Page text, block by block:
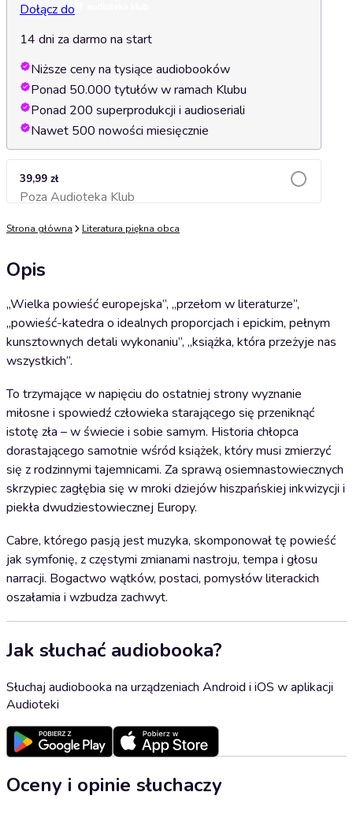
Dołącz do
14 dni za darmo na start
Niższe ceny na tysiące audiobooków
Ponad 50.000 tytułów w ramach Klubu
Ponad 200 superprodukcji i audioseriali
Nawet 500 nowości miesięcznie
39,99 zł
Poza Audioteka KlubDodaj do koszyka
Strona główna Literatura piękna obca
Opis
„Wielka powieść europejska”, „przełom w literaturze”,
„powieść-katedra o idealnych proporcjach i epickim, pełnym
kunsztownych detali wykonaniu”, „książka, która przeżyje nas
wszystkich”.
To trzymające w napięciu do ostatniej strony wyznanie
miłosne i spowiedź człowieka starającego się przeniknąć
istotę zła – w świecie i sobie samym. Historia chłopca
dorastającego samotnie wśród książek, który musi zmierzyć
się z rodzinnymi tajemnicami. Za sprawą osiemnastowiecznych
skrzypiec zagłębia się w mroki dziejów hiszpańskiej inkwizycji i
piekła dwudziestowiecznej Europy.
Cabre, którego pasją jest muzyka, skomponował tę powieść
jak symfonię, z częstymi zmianami nastroju, tempa i głosu
narracji. Bogactwo wątków, postaci, pomysłów literackich
oszałamia i wzbudza zachwyt.
Jak słuchać audiobooka?
Słuchaj audiobooka na urządzeniach Android i iOS w aplikacji
Audioteki
Oceny i opinie słuchaczy